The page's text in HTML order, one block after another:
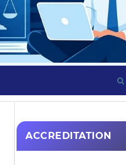
ACCREDITATION